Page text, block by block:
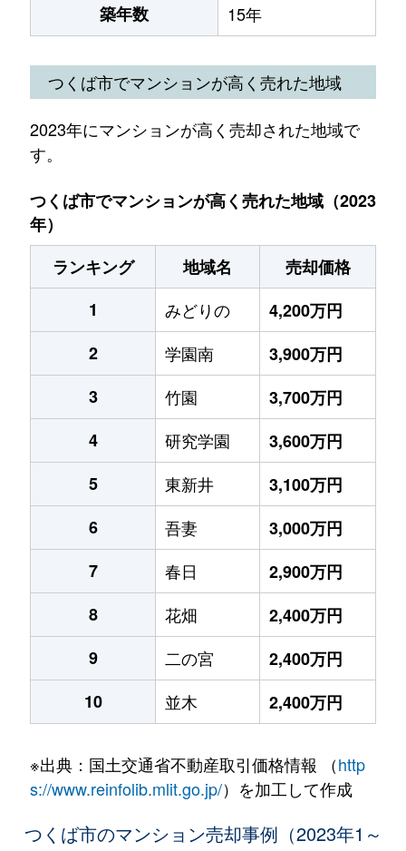
築年数 15年
つくば市でマンションが高く売れた地域
2023年にマンションが高く売却された地域で
す。
つくば市でマンションが高く売れた地域（2023
年）
ランキング
地域名
売却価格
1
みどりの
4,200万円
2
学園南
3,900万円
3
竹園
3,700万円
4
研究学園
3,600万円
5
東新井
3,100万円
6
吾妻
3,000万円
7
春日
2,900万円
8
花畑
2,400万円
9
二の宮
2,400万円
10
並木 2,400万円
※出典：国土交通省不動産取引価格情報 （http
s://www.reinfolib.mlit.go.jp/）を加工して作成
つくば市のマンション売却事例（2023年1～